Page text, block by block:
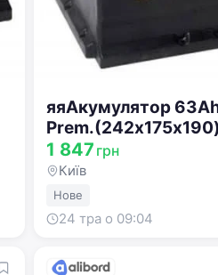
яяАкумулятор 63Ah-12v Energizer
-10% 563 400 061
1 847 грн
Київ
Нове
24 тра о 09:04